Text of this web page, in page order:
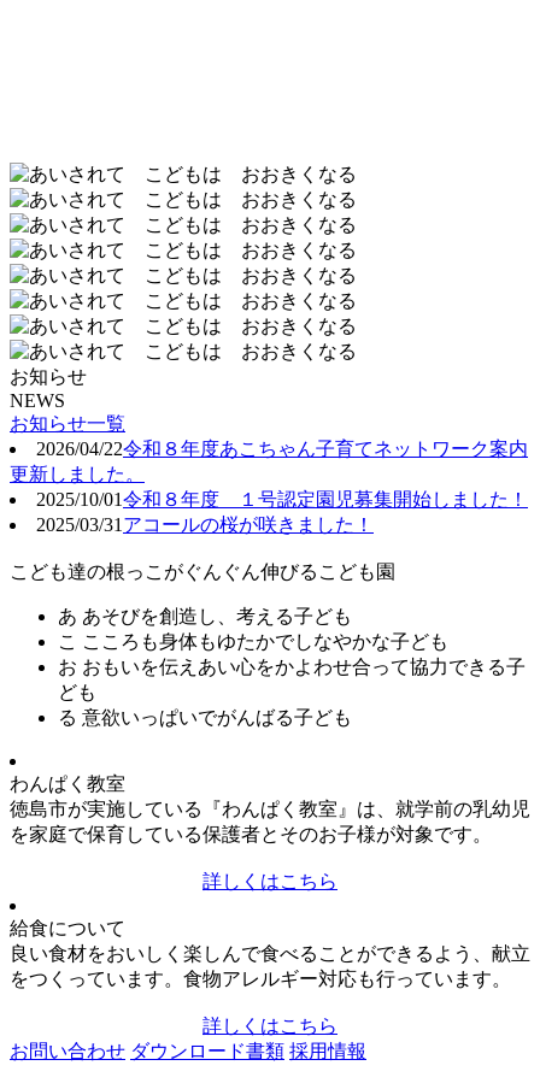
お知らせ
NEWS
お知らせ一覧
2026/04/22令和８年度あこちゃん子育てネットワーク案内
更新しました。
2025/10/01令和８年度 １号認定園児募集開始しました！
2025/03/31アコールの桜が咲きました！
こども達の根っこがぐんぐん伸びるこども園
あ あそびを創造し、考える子ども
こ こころも身体もゆたかでしなやかな子ども
お おもいを伝えあい心をかよわせ合って協力できる子
ども
る 意欲いっぱいでがんばる子ども
わんぱく教室
徳島市が実施している『わんぱく教室』は、就学前の乳幼児
を家庭で保育している保護者とそのお子様が対象です。
詳しくはこちら
給食について
良い食材をおいしく楽しんで食べることができるよう、献立
をつくっています。食物アレルギー対応も行っています。
詳しくはこちら
お問い合わせ ダウンロード書類 採用情報